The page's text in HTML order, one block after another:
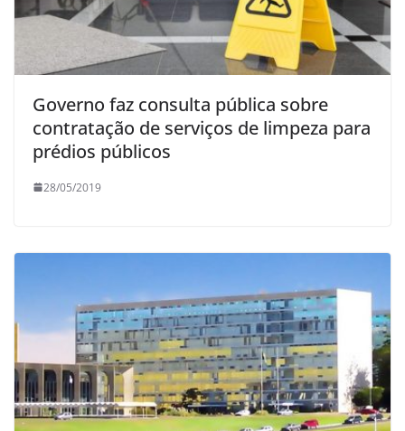
Governo faz consulta pública sobre
contratação de serviços de limpeza para
prédios públicos
28/05/2019